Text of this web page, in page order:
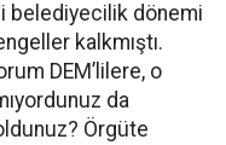
belediyecilik dönemi
kalkmıştı.
DEM’lilere, o
da
Örgüte